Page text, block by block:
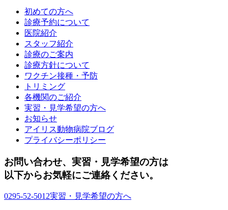
初めての方へ
診療予約について
医院紹介
スタッフ紹介
診療のご案内
診療方針について
ワクチン接種・予防
トリミング
各機関のご紹介
実習・見学希望の方へ
お知らせ
アイリス動物病院ブログ
プライバシーポリシー
お問い合わせ、実習・見学希望の方は
以下からお気軽にご連絡ください。
0295-52-5012実習・見学希望の方へ